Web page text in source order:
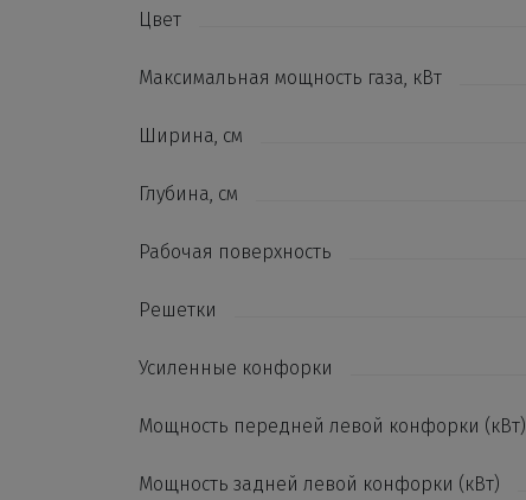
Цвет
Максимальная мощность газа, кВт
Ширина, см
Глубина, см
Рабочая поверхность
Решетки
Усиленные конфорки
Мощность передней левой конфорки (кВт)
Мощность задней левой конфорки (кВт)